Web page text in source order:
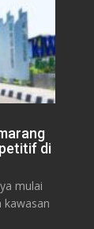
di
mulai
kawasan